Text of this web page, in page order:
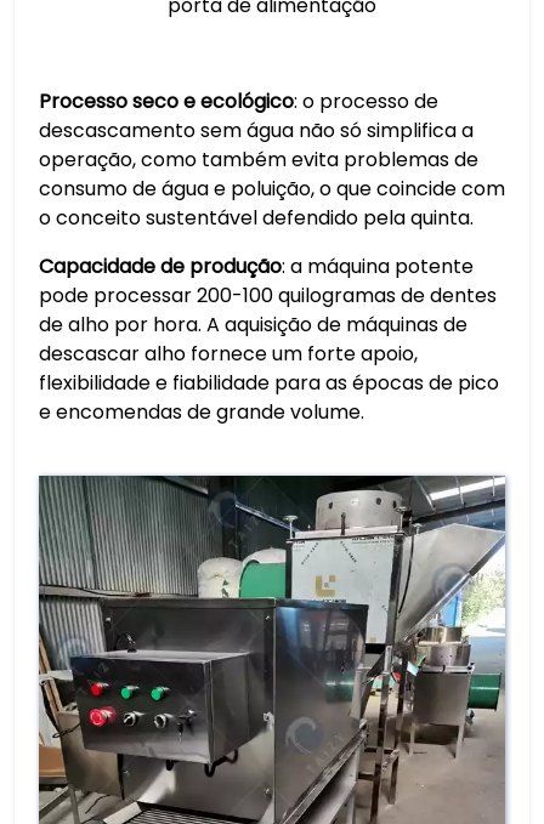
Processo seco e ecológico: o processo de
descascamento sem água não só simplifica a
operação, como também evita problemas de
consumo de água e poluição, o que coincide com
o conceito sustentável defendido pela quinta.
Capacidade de produção: a máquina potente
pode processar 200-100 quilogramas de dentes
de alho por hora. A aquisição de máquinas de
descascar alho fornece um forte apoio,
flexibilidade e fiabilidade para as épocas de pico
e encomendas de grande volume.